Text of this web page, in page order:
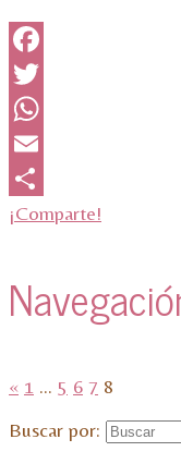
Facebook
Twitter
WhatsApp
Email
¡Comparte!
« 1 … 5 6 7 8
Buscar por: